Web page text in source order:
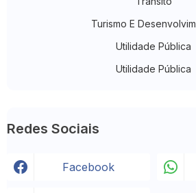
Turismo E
Utilidade Pública
Utilidade Pública
Redes Sociais
Facebook